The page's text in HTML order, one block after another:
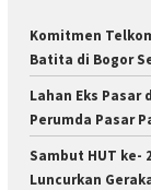
Komitmen
Batita di Bogor
Lahan Eks
Perumda Pasar
Sambut HUT ke-
Luncurkan